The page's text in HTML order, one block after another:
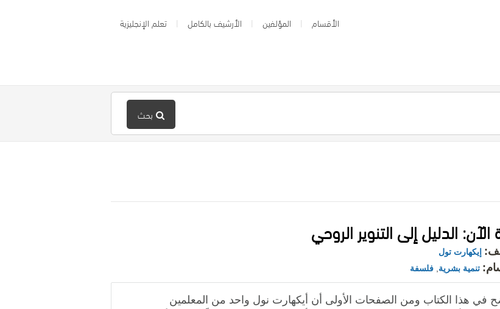
الأقسام المؤلفين الأرشيف بالكامل تعلم الإنجليزية
بحث
الدليل إلى التنوير الروحي
إيكهارت تول
تنمية بشرية فلسفة
في هذا الكتاب ومن الصفحات الأولى أن أيكهارت نول واحد من المعلمين